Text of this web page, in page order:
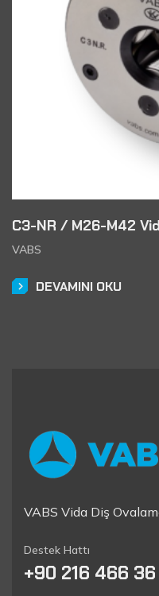
C3-NR / M26-M42
VABS
DEVAMINI OKU
VABS Vida Diş
Destek Hattı
+90 216 466